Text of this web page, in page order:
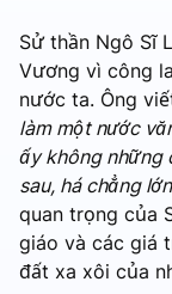
Sử thần Ngô Sĩ
Vương vì công
nước ta. Ông
làm một nước
ấy không những
sau, há chẳng
quan trọng của
giáo và các giá
đất xa xôi của